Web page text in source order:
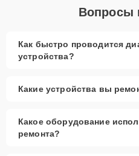
Вопросы
Как быстро проводится
устройства?
Какие устройства вы
Какое оборудование
ремонта?